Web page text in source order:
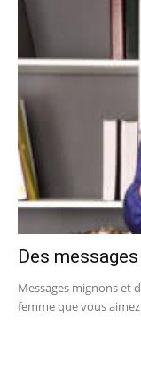
Des
Messages mignons et
femme que vous